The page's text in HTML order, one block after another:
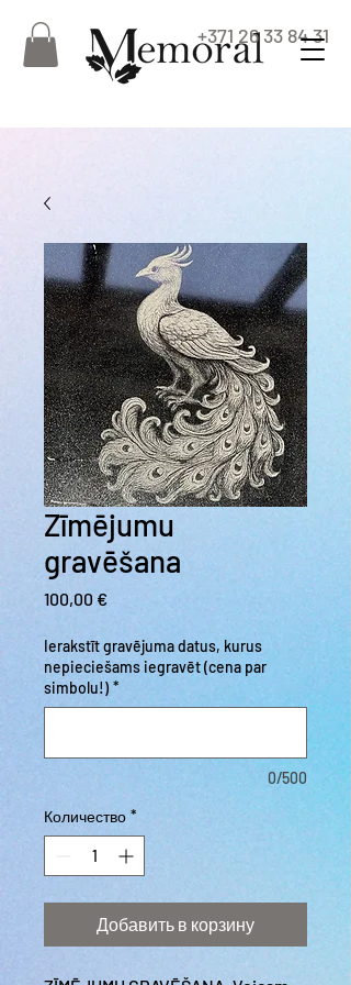
+371 26 33 84 31
Zīmējumu
gravēšana
100,00 €Цена
Ierakstīt gravējuma datus, kurus
nepieciešams iegravēt (cena par
simbolu!) *
0/500
Количество *
Добавить в корзину